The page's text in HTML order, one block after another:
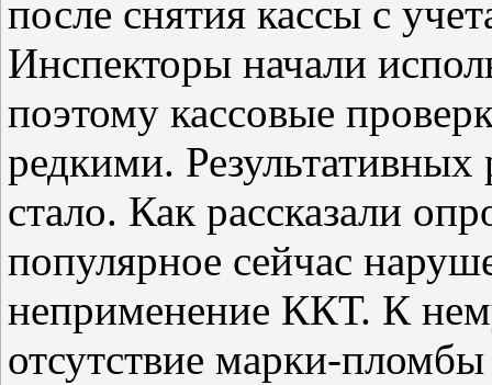
после снятия кассы с
Инспекторы начали
поэтому кассовые
редкими.
стало. Как рассказали
популярное сейчас
неприменение ККТ. К
отсутствие марки-